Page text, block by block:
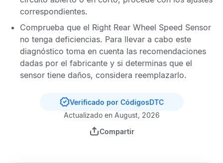
correspondientes.
Comprueba que el Right Rear Wheel Speed Sensor
no tenga deficiencias. Para llevar a cabo este
diagnóstico toma en cuenta las recomendaciones
dadas por el fabricante y si determinas que el
sensor tiene daños, considera reemplazarlo.
Verificado por CódigosDTC
Actualizado en August, 2026
Compartir